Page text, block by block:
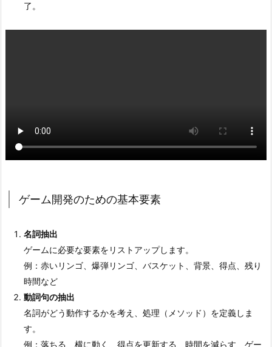
ゲ
ゲ
発
た
め
の
基
本
要
素
2.
了。
ゲーム開発のための基本要素
名詞抽出
ゲームに必要な要素をリストアップします。
例：赤いリンゴ、爆弾リンゴ、バスケット、背景、得点、残り
時間など
動詞句の抽出
名詞がどう動作するかを考え、処理（メソッド）を定義しま
す。
例：落ちる、横に動く、得点を更新する、時間を減らす、ゲー